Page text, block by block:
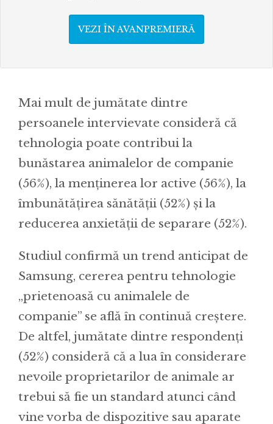
VEZI ÎN AVANPREMIERĂ
Mai mult de jumătate dintre
persoanele intervievate consideră că
tehnologia poate contribui la
bunăstarea animalelor de companie
(56%), la menținerea lor active (56%), la
îmbunătățirea sănătății (52%) și la
reducerea anxietății de separare (52%).
Studiul confirmă un trend anticipat de
Samsung, cererea pentru tehnologie
„prietenoasă cu animalele de
companie” se află în continuă creștere.
De altfel, jumătate dintre respondenți
(52%) consideră că a lua în considerare
nevoile proprietarilor de animale ar
trebui să fie un standard atunci când
vine vorba de dispozitive sau aparate